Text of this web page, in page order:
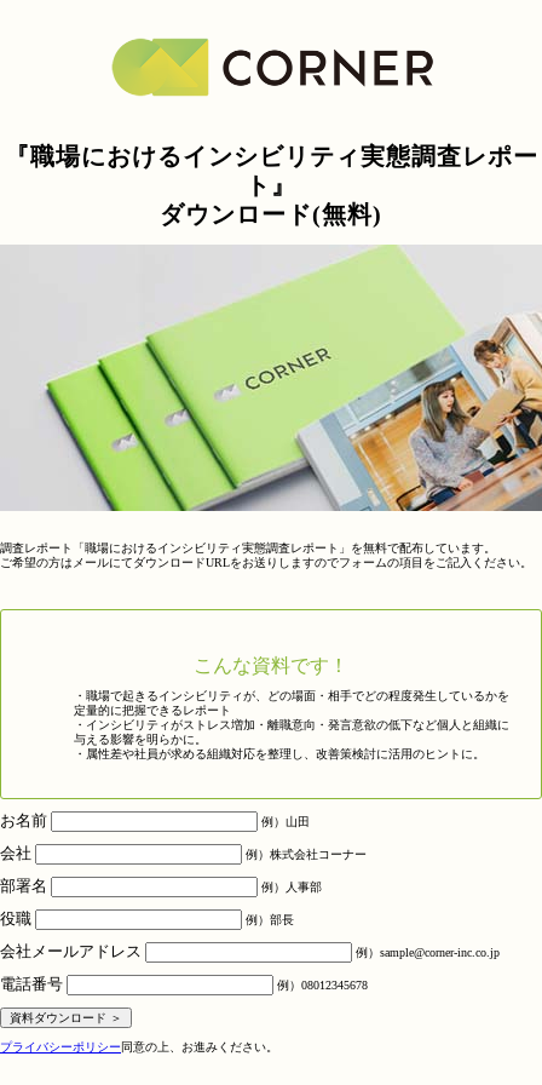
『職場におけるインシビリティ実態調査レポー
ト』
ダウンロード(無料)
調査レポート「職場におけるインシビリティ実態調査レポート」を無料で配布しています。
ご希望の方はメールにてダウンロードURLをお送りしますのでフォームの項目をご記入ください。
こんな資料です！
・職場で起きるインシビリティが、どの場面・相手でどの程度発生しているかを
定量的に把握できるレポート
・インシビリティがストレス増加・離職意向・発言意欲の低下など個人と組織に
与える影響を明らかに。
・属性差や社員が求める組織対応を整理し、改善策検討に活用のヒントに。
お名前 例）山田
会社 例）株式会社コーナー
部署名 例）人事部
役職 例）部長
会社メールアドレス 例）sample@corner-inc.co.jp
電話番号 例）08012345678
プライバシーポリシー 同意の上、お進みください。